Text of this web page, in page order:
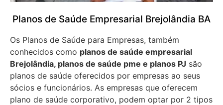
Planos de Saúde Empresarial Brejolândia BA
Os Planos de Saúde para Empresas, também
conhecidos como planos de saúde empresarial
Brejolândia, planos de saúde pme e planos PJ são
planos de saúde oferecidos por empresas ao seus
sócios e funcionários. As empresas que oferecem
plano de saúde corporativo, podem optar por 2 tipos